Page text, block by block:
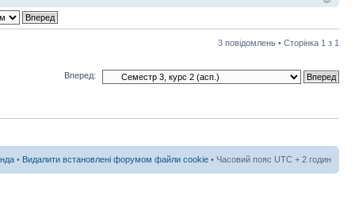
3 повідомлень • Сторінка 1 з 1
Вперед:
• Видалити встановлені форумом файли cookie • Часовий пояс UTC + 2 годин